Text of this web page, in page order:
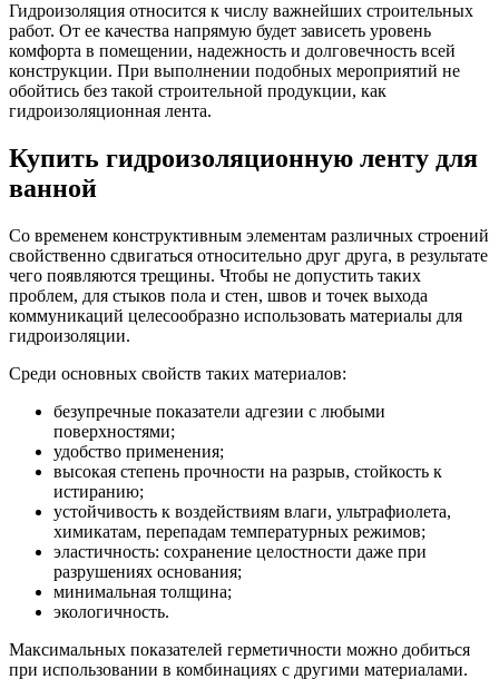
Гидроизоляция относится к числу важнейших строительных
работ. От ее качества напрямую будет зависеть уровень
комфорта в помещении, надежность и долговечность всей
конструкции. При выполнении подобных мероприятий не
обойтись без такой строительной продукции, как
гидроизоляционная лента.
Купить гидроизоляционную ленту для
ванной
Со временем конструктивным элементам различных строений
свойственно сдвигаться относительно друг друга, в результате
чего появляются трещины. Чтобы не допустить таких
проблем, для стыков пола и стен, швов и точек выхода
коммуникаций целесообразно использовать материалы для
гидроизоляции.
Среди основных свойств таких материалов:
безупречные показатели адгезии с любыми
поверхностями;
удобство применения;
высокая степень прочности на разрыв, стойкость к
истиранию;
устойчивость к воздействиям влаги, ультрафиолета,
химикатам, перепадам температурных режимов;
эластичность: сохранение целостности даже при
разрушениях основания;
минимальная толщина;
экологичность.
Максимальных показателей герметичности можно добиться
при использовании в комбинациях с другими материалами.